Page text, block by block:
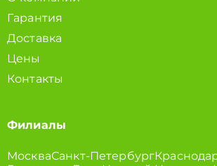
Гарантия
Доставка
Цены
Контакты
Филиалы
МоскваСанкт-Петербург